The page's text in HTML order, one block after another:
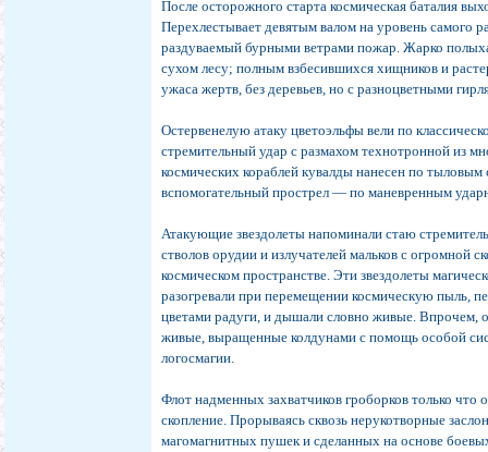
После осторожного старта космическая баталия
Перехлестывает девятым валом на уровень самого
раздуваемый бурными ветрами пожар. Жарко
сухом лесу; полным взбесившихся хищников и
ужаса жертв, без деревьев, но с разноцветными
Остервенелую атаку цветоэльфы вели по
стремительный удар с размахом технотронной из
космических кораблей кувалды нанесен по
вспомогательный прострел — по маневренным
Атакующие звездолеты напоминали стаю
стволов орудии и излучателей мальков с огромной
космическом пространстве. Эти звездолеты
разогревали при перемещении космическую пыль,
цветами радуги, и дышали словно живые. Впрочем,
живые, выращенные колдунами с помощь особой
логосмагии.
Флот надменных захватчиков гроборков только что
скопление. Прорываясь сквозь нерукотворные
магомагнитных пушек и сделанных на основе